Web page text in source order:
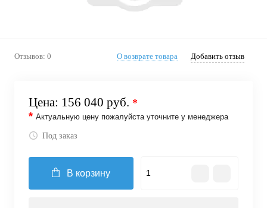
Отзывов: 0 О возврате товара Добавить отзыв
Цена: 156 040 руб. *
* Актуальную цену пожалуйста уточните у менеджера
Под заказ
В корзину